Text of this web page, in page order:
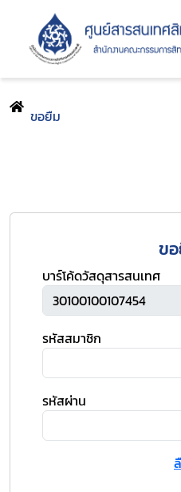
ขอยืม
ข
บาร์โค้ดวัสดุสารสนเทศ
รหัสสมาชิก
รหัสผ่าน